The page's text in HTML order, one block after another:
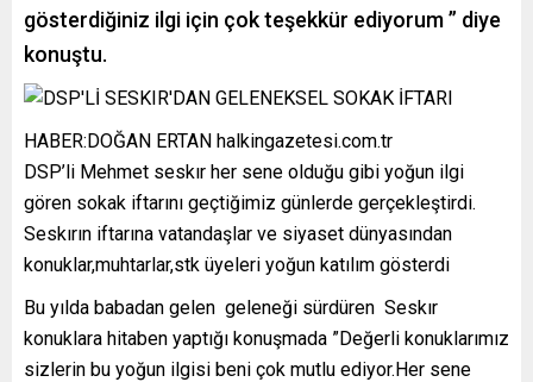
gösterdiğiniz ilgi için çok teşekkür ediyorum ” diye
konuştu.
HABER:DOĞAN ERTAN halkingazetesi.com.tr
DSP’li Mehmet seskır her sene olduğu gibi yoğun ilgi
gören sokak iftarını geçtiğimiz günlerde gerçekleştirdi.
Seskırın iftarına vatandaşlar ve siyaset dünyasından
konuklar,muhtarlar,stk üyeleri yoğun katılım gösterdi
Bu yılda babadan gelen geleneği sürdüren Seskır
konuklara hitaben yaptığı konuşmada ”Değerli konuklarımız
sizlerin bu yoğun ilgisi beni çok mutlu ediyor.Her sene